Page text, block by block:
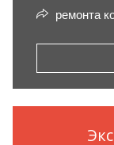
ремонта